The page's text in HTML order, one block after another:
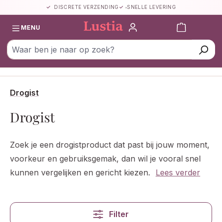
Ga naar de hoofdinhoud
DISCRETE VERZENDING SNELLE LEVERING
MENU
Drogist
Drogist
Zoek je een drogistproduct dat past bij jouw moment,
voorkeur en gebruiksgemak, dan wil je vooral snel
kunnen vergelijken en gericht kiezen.
Lees verder
Filter